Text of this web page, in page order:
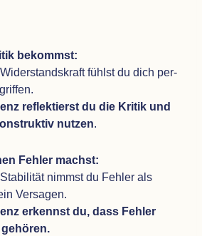
bekommst:
fühlst du dich per­
reflek­tierst du die Kri­tik und
nut­zen.
Feh­ler machst:
nimmst du Feh­ler als
Ver­sa­gen.
erkennst du, dass Feh­ler